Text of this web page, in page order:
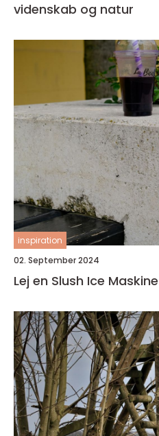
videnskab og natur
inspiration
02. September 2024
Lej en Slush Ice